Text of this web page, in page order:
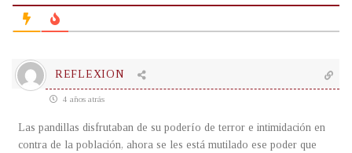
REFLEXION
4 años atrás
Las pandillas disfrutaban de su poderío de terror e intimidación en
contra de la población, ahora se les está mutilado ese poder que